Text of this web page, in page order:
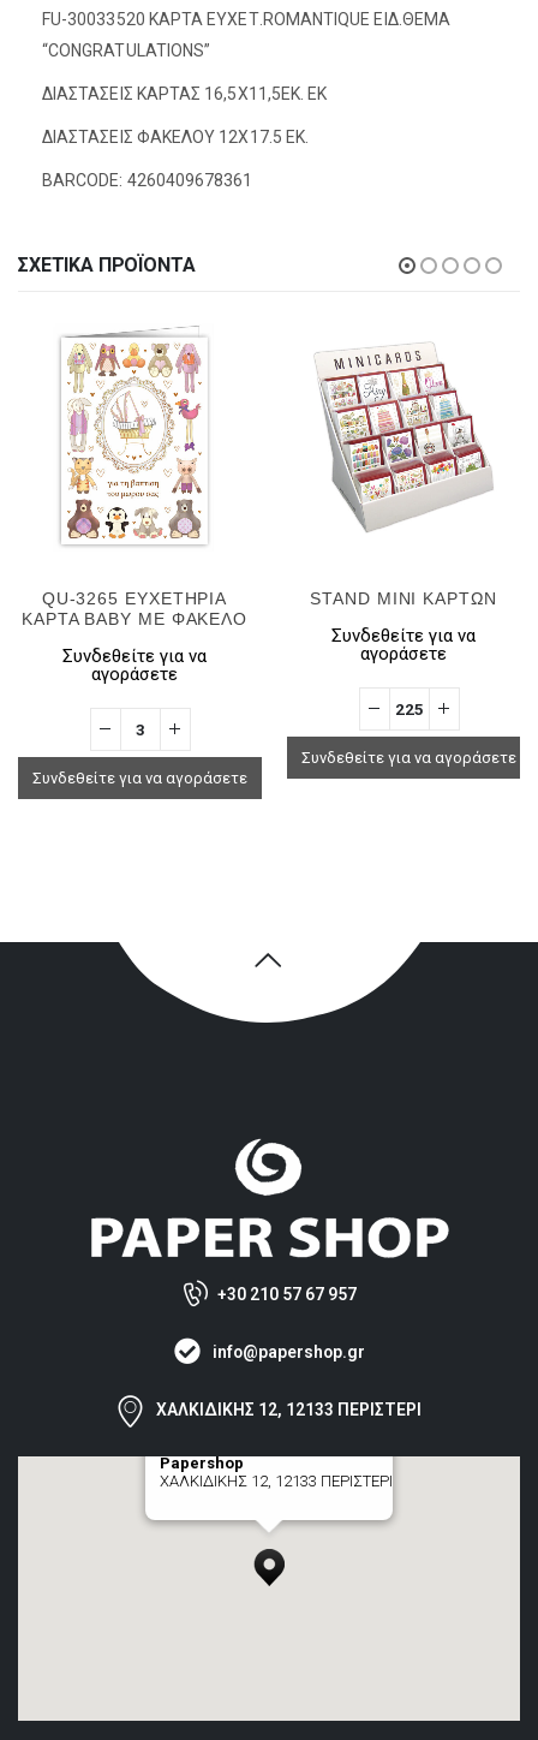
FU-30033520 ΚΑΡΤΑ ΕΥΧΕΤ.ROMANTIQUE ΕΙΔ.ΘΕΜΑ
“CONGRATULATIONS”
ΔΙΑΣΤΑΣΕΙΣ ΚΑΡΤΑΣ 16,5Χ11,5ΕΚ. ΕΚ
ΔΙΑΣΤΑΣΕΙΣ ΦΑΚΕΛΟΥ 12Χ17.5 ΕΚ.
BARCODE: 4260409678361
ΣΧΕΤΙΚΆ ΠΡΟΪΌΝΤΑ
QU-3265 ΕΥΧΕΤΗΡΙΑ
ΚΑΡΤΑ BABY ΜΕ ΦΑΚΕΛΟ
Συνδεθείτε για να
αγοράσετε
Συνδεθείτε για να αγοράσετε
STAND ΜΙΝΙ ΚΑΡΤΩΝ
Συνδεθείτε για να
αγοράσετε
Συνδεθείτε για να αγοράσετε
+30 210 57 67 957
info@papershop.gr
ΧΑΛΚΙΔΙΚΗΣ 12, 12133 ΠΕΡΙΣΤΕΡΙ
Papershop
ΧΑΛΚΙΔΙΚΗΣ 12, 12133 ΠΕΡΙΣΤΕΡΙ